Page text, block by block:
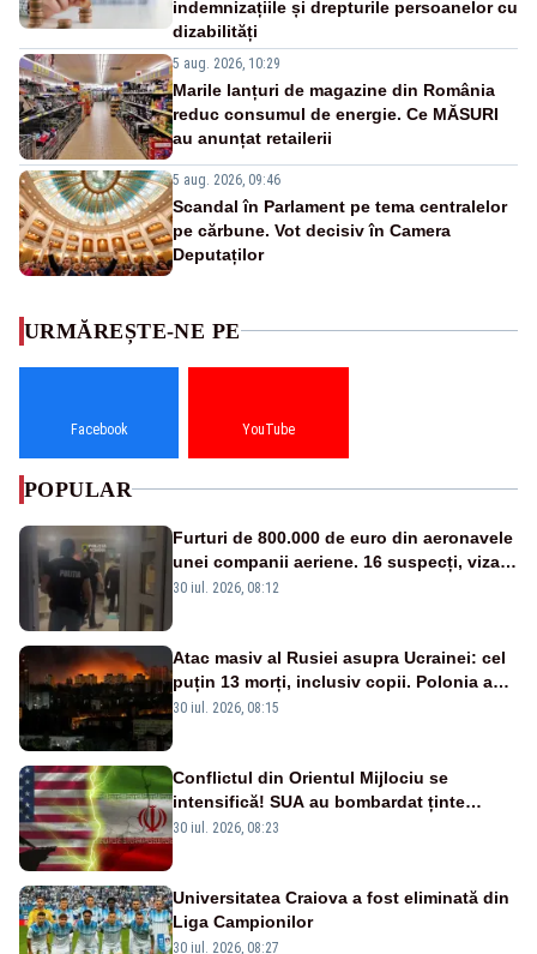
indemnizațiile și drepturile persoanelor cu
dizabilități
5 aug. 2026, 10:29
Marile lanțuri de magazine din România
reduc consumul de energie. Ce MĂSURI
au anunțat retailerii
5 aug. 2026, 09:46
Scandal în Parlament pe tema centralelor
pe cărbune. Vot decisiv în Camera
Deputaților
URMĂREȘTE-NE PE
Facebook YouTube
POPULAR
Furturi de 800.000 de euro din aeronavele
unei companii aeriene. 16 suspecți, vizați
de anchetă
30 iul. 2026, 08:12
Atac masiv al Rusiei asupra Ucrainei: cel
puțin 13 morți, inclusiv copii. Polonia a
ridicat avioanele de vânătoare
30 iul. 2026, 08:15
Conflictul din Orientul Mijlociu se
intensifică! SUA au bombardat ținte
militare din Iran
30 iul. 2026, 08:23
Universitatea Craiova a fost eliminată din
Liga Campionilor
30 iul. 2026, 08:27